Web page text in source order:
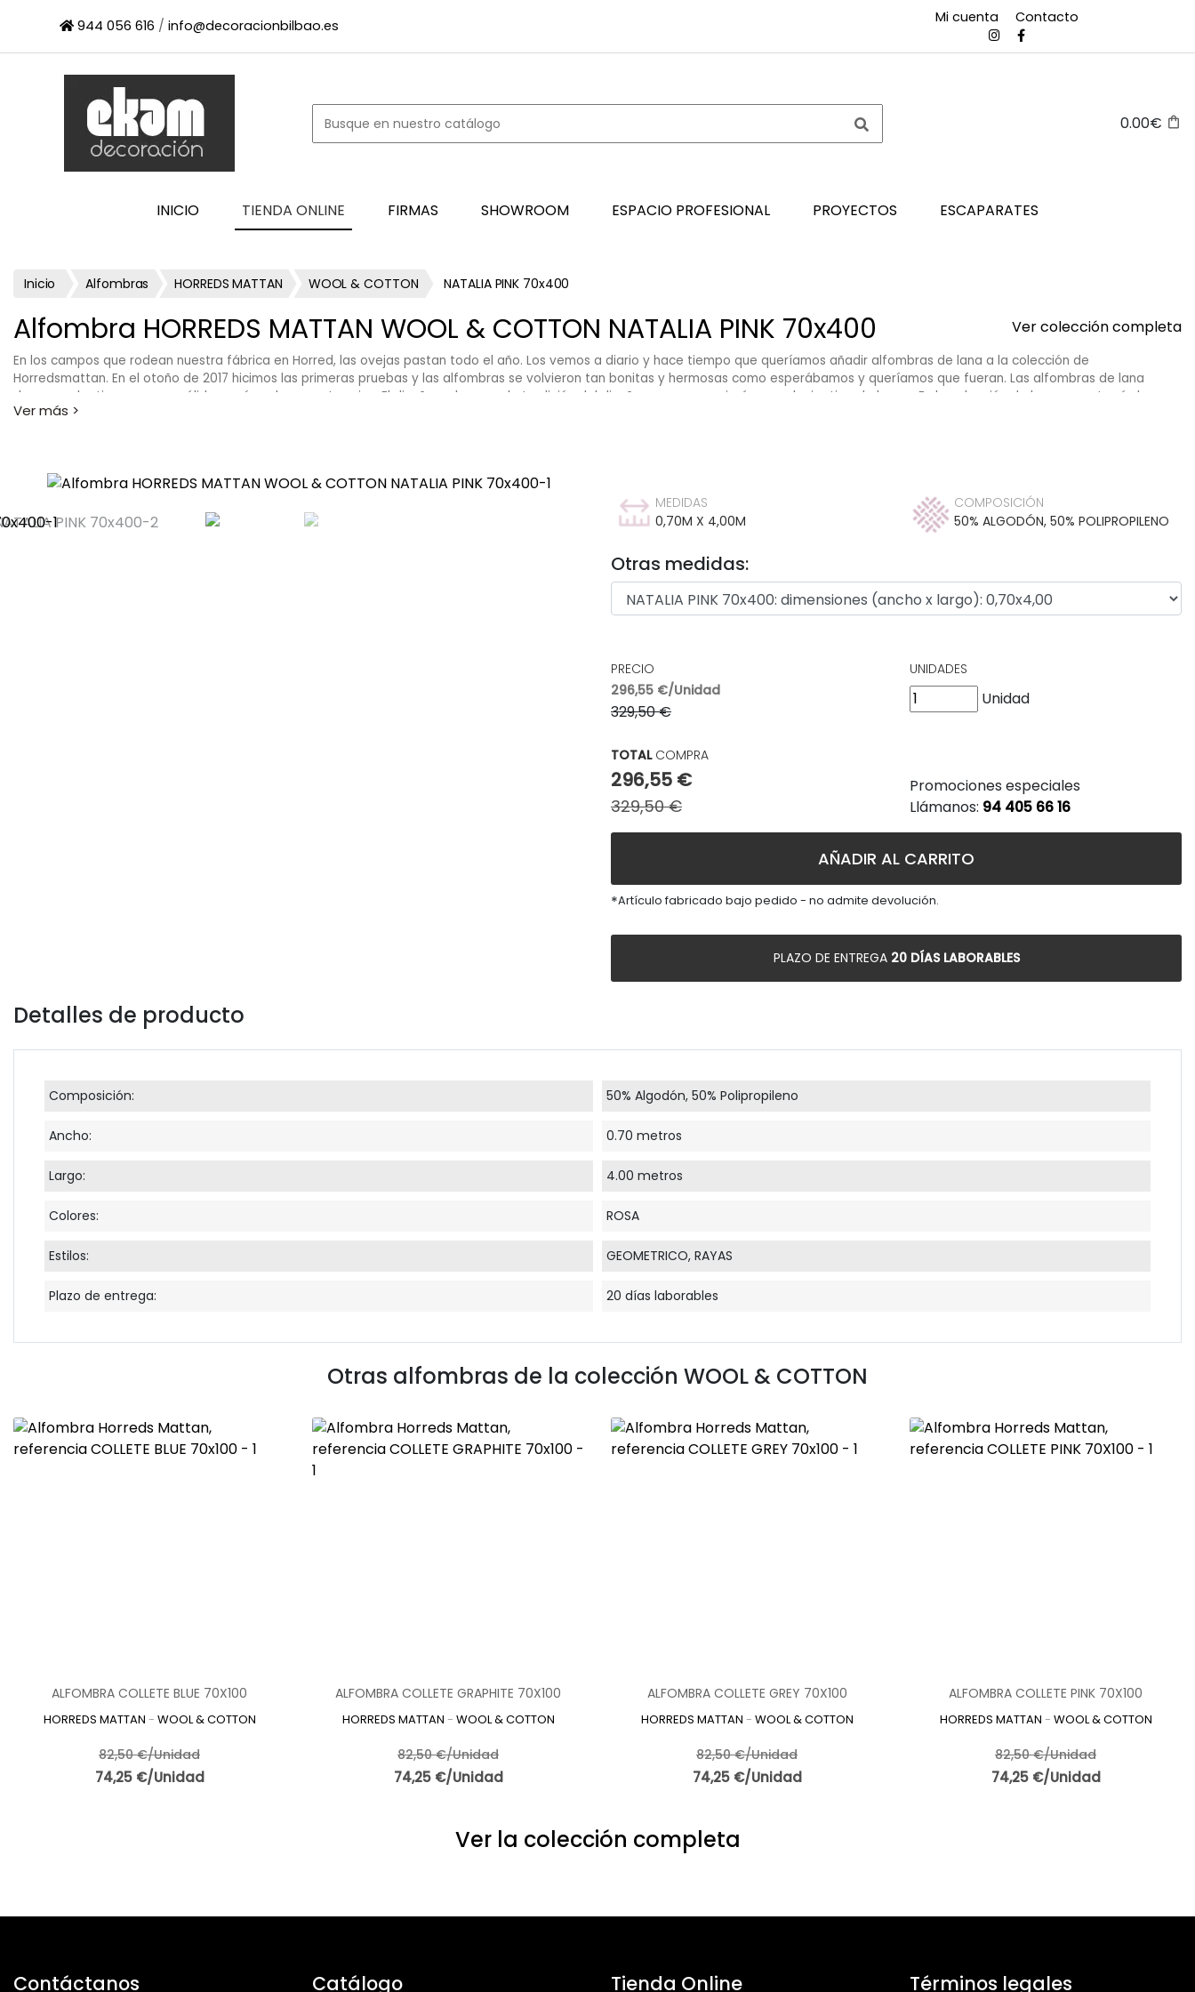
944 056 616 / info@decoracionbilbao.es
Mi cuenta Contacto
0.00€
INICIO TIENDA ONLINE FIRMAS SHOWROOM ESPACIO PROFESIONAL PROYECTOS ESCAPARATES
INICIO
SHOWROOM
ESCAPARATES
CONTACTO
Inicio Alfombras HORREDS MATTAN WOOL & COTTON NATALIA PINK 70x400
Alfombra HORREDS MATTAN WOOL & COTTON NATALIA PINK 70x400 Ver colección completa
En los campos que rodean nuestra fábrica en Horred, las ovejas pastan todo el año. Los vemos a diario y hace tiempo que queríamos añadir alfombras de lana a la colección de
Horredsmattan. En el otoño de 2017 hicimos las primeras pruebas y las alfombras se volvieron tan bonitas y hermosas como esperábamos y queríamos que fueran. Las alfombras de lana
duran mucho tiempo y son cálidas y cómodas para tus pies. El diseño se basa en la tradición del diseño sueco y encajará en cualquier tipo de hogar. En la colección de lana encontrarás las
alfombras Orust y Tjörn.
MEDIDAS
0,70M X 4,00M
COMPOSICIÓN
50% ALGODÓN, 50% POLIPROPILENO
Otras medidas:
PRECIO
296,55 €/Unidad
329,50 €
UNIDADES
Unidad
TOTALCOMPRA
296,55 €
329,50 €
Promociones especiales
Llámanos: 94 405 66 16
AÑADIR AL CARRITO
*Artículo fabricado bajo pedido - no admite devolución.
PLAZO DE ENTREGA 20 DÍAS LABORABLES
Detalles de producto
Composición: 50% Algodón, 50% Polipropileno
Ancho: 0.70 metros
Largo: 4.00 metros
Colores: ROSA
Estilos: GEOMETRICO, RAYAS
Plazo de entrega: 20 días laborables
Otras alfombras de la colección WOOL & COTTON
ALFOMBRA COLLETE BLUE 70X100
HORREDS MATTAN - WOOL & COTTON
82,50 €/Unidad
74,25 €/Unidad
ALFOMBRA COLLETE GRAPHITE 70X100
HORREDS MATTAN - WOOL & COTTON
82,50 €/Unidad
74,25 €/Unidad
ALFOMBRA COLLETE GREY 70X100
HORREDS MATTAN - WOOL & COTTON
82,50 €/Unidad
74,25 €/Unidad
ALFOMBRA COLLETE PINK 70X100
HORREDS MATTAN - WOOL & COTTON
82,50 €/Unidad
74,25 €/Unidad
Ver la colección completa
Contáctanos Catálogo Tienda Online Términos legales